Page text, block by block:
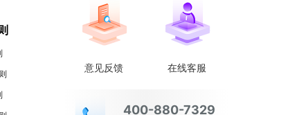
意见反馈 在线客服
400-880-7329